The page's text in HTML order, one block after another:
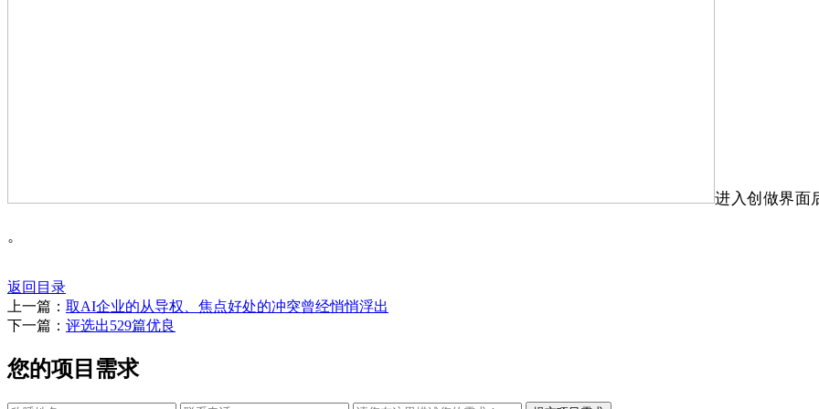
进入创做界面
。
返回目录
上一篇： 取AI企业的从导权、焦点好处的冲突曾经悄悄浮出
下一篇： 评选出529篇优良
您的项目需求